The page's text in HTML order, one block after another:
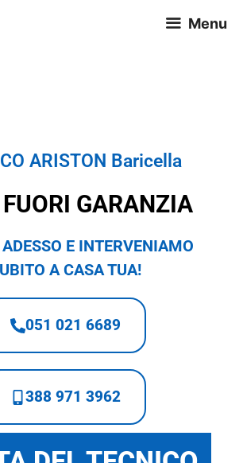
Menu
ARISTON Baricella
GARANZIA
E INTERVENIAMO
A CASA TUA!
051 021 6689
388 971 3962